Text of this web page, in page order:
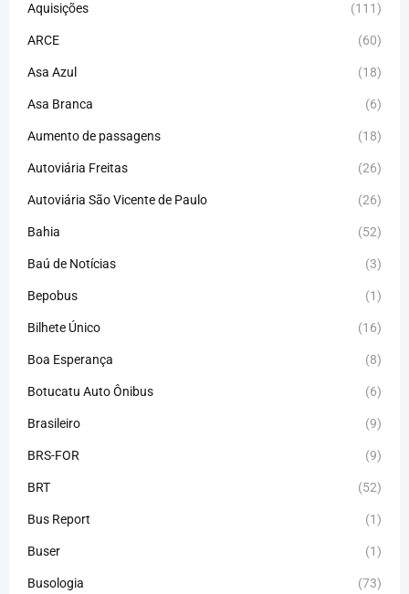
Aquisições (111)
ARCE (60)
Asa Azul (18)
Asa Branca (6)
Aumento de passagens (18)
Autoviária Freitas (26)
Autoviária São Vicente de Paulo (26)
Bahia (52)
Baú de Notícias (3)
Bepobus (1)
Bilhete Único (16)
Boa Esperança (8)
Botucatu Auto Ônibus (6)
Brasileiro (9)
BRS-FOR (9)
BRT (52)
Bus Report (1)
Buser (1)
Busologia (73)